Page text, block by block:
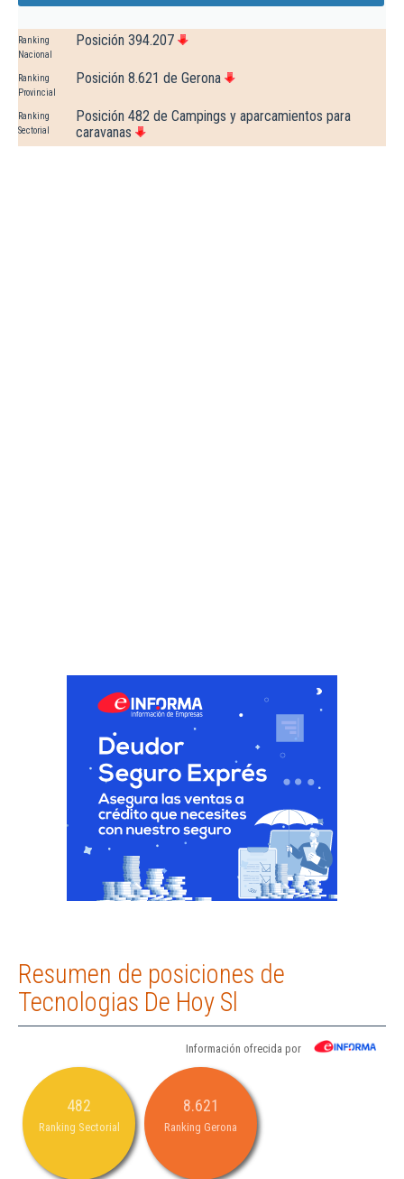
Ranking
Nacional
Posición 394.207
Ranking
Provincial
Posición 8.621 de Gerona
Ranking
Sectorial
Posición 482 de Campings y aparcamientos para
caravanas
Resumen de posiciones de
Tecnologias De Hoy Sl
Información ofrecida por
482
Ranking Sectorial
8.621
Ranking Gerona